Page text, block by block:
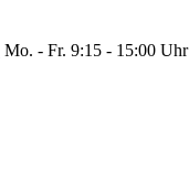
Mo. - Fr. 9:15 - 15:00 Uhr